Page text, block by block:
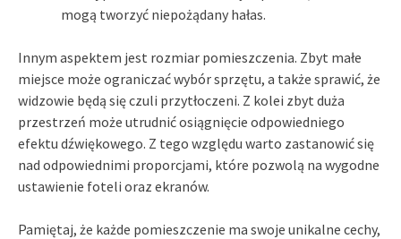
mogą tworzyć niepożądany hałas.
Innym aspektem jest rozmiar pomieszczenia. Zbyt małe
miejsce może ograniczać wybór sprzętu, a także sprawić, że
widzowie będą się czuli przytłoczeni. Z kolei zbyt duża
przestrzeń może utrudnić osiągnięcie odpowiedniego
efektu dźwiękowego. Z tego względu warto zastanowić się
nad odpowiednimi proporcjami, które pozwolą na wygodne
ustawienie foteli oraz ekranów.
Pamiętaj, że każde pomieszczenie ma swoje unikalne cechy,